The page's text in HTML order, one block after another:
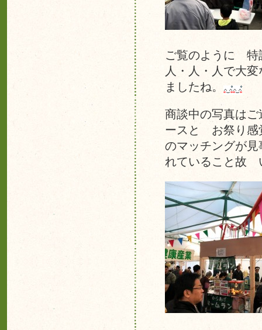
ご覧のように 特
人・人・人で大
ましたね。
商談中の写真は
ースと お祭り感
のマッチングが
れていること故